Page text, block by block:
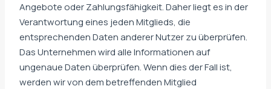
Angebote oder Zahlungsfähigkeit. Daher liegt es in der
Verantwortung eines jeden Mitglieds, die
entsprechenden Daten anderer Nutzer zu überprüfen.
Das Unternehmen wird alle Informationen auf
ungenaue Daten überprüfen. Wenn dies der Fall ist,
werden wir von dem betreffenden Mitglied